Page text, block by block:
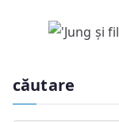
căutare